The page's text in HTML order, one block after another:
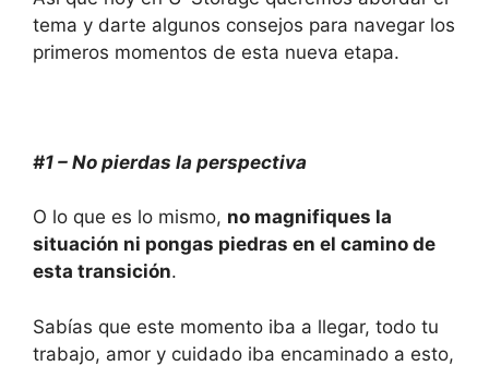
tema y darte algunos consejos para navegar los
primeros momentos de esta nueva etapa.
#1 – No pierdas la perspectiva
O lo que es lo mismo, no magnifiques la
situación ni pongas piedras en el camino de
esta transición.
Sabías que este momento iba a llegar, todo tu
trabajo, amor y cuidado iba encaminado a esto,